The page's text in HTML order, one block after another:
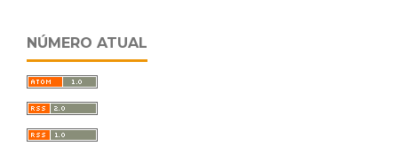
NÚMERO ATUAL